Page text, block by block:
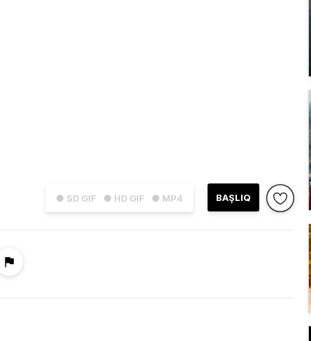
● SD GIF ● HD GIF ● MP4 BAŞLIQ